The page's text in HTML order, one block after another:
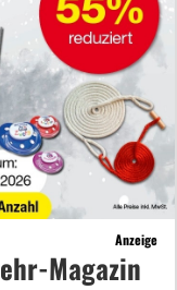
Anzeige
Magazin